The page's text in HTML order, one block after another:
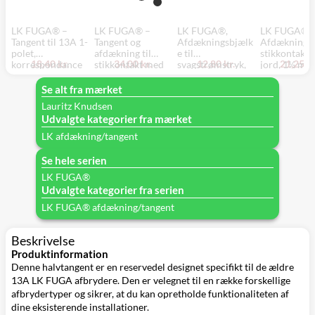
LK FUGA® –
Tangent til 13A 1-
polet,
korrespondance
eller krydsnings
afbryder gammel
model, 1 modul,
18,40 kr.
LK FUGA® –
Tangent og
afdækning til
stikkontakt med
jord og 1-polet
afbryder, 1½
modul, hvid
34,00 kr.
LK FUGA®,
Afdækningsbjælk
e til
svagstrømstryk,
IHC Wireless
kombi enheder,
Knudsen
12,80 kr.
LK FUGA®
Afdækning
stikkontakt
jord, 1½
hvid
21,25
Se alt fra mærket
Lauritz Knudsen
Udvalgte kategorier fra mærket
LK afdækning/tangent
Se hele serien
LK FUGA®
Udvalgte kategorier fra serien
LK FUGA® afdækning/tangent
Beskrivelse
Produktinformation
Denne halvtangent er en reservedel designet specifikt til de ældre
13A LK FUGA afbrydere. Den er velegnet til en række forskellige
afbrydertyper og sikrer, at du kan opretholde funktionaliteten af
dine eksisterende installationer.